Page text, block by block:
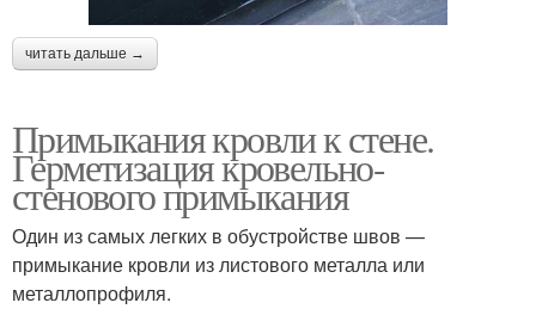
читать дальше →
Примыкания кровли к стене.
Герметизация кровельно-
стенового примыкания
Один из самых легких в обустройстве швов —
примыкание кровли из листового металла или
металлопрофиля.